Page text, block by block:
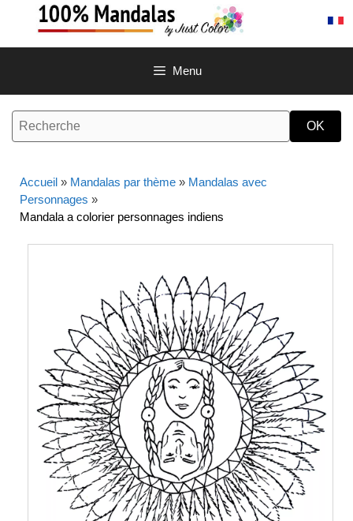
contenu
Menu
Accueil » Mandalas par thème » Mandalas avec
Personnages »
Mandala a colorier personnages indiens